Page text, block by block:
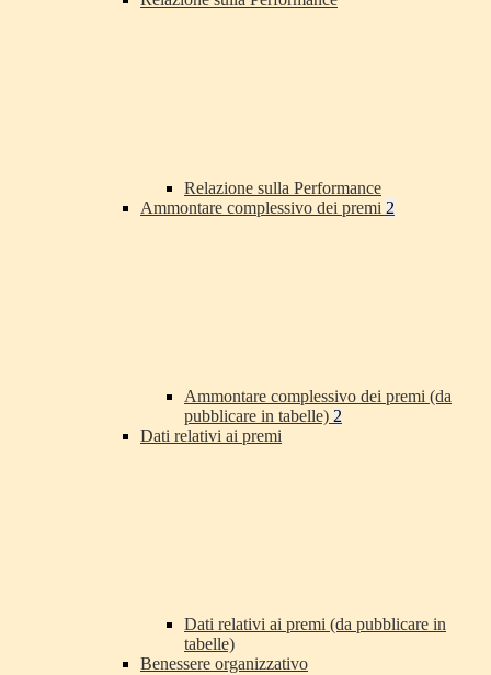
Relazione sulla Performance
Ammontare complessivo dei premi 2
Ammontare complessivo dei premi (da
pubblicare in tabelle) 2
Dati relativi ai premi
Dati relativi ai premi (da pubblicare in
tabelle)
Benessere organizzativo